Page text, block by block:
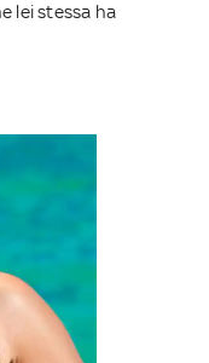
lei stessa ha